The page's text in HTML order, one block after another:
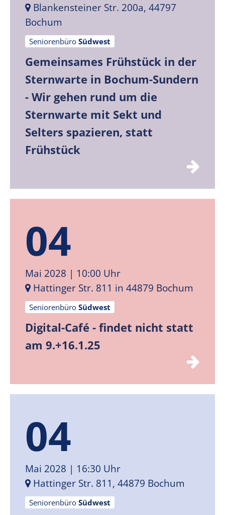
Blankensteiner Str. 200a, 44797
Bochum
Seniorenbüro Südwest
Gemeinsames Frühstück in der
Sternwarte in Bochum-Sundern
- Wir gehen rund um die
Sternwarte mit Sekt und
Selters spazieren, statt
Frühstück
04
Mai 2028 | 10:00 Uhr
Hattinger Str. 811 in 44879 Bochum
Seniorenbüro Südwest
Digital-Café - findet nicht statt
am 9.+16.1.25
04
Mai 2028 | 16:30 Uhr
Hattinger Str. 811, 44879 Bochum
Seniorenbüro Südwest